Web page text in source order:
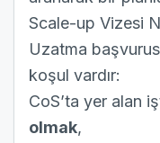
Scale-up Vizesi
Uzatma
koşul vardır:
CoS’ta yer alan
olmak,